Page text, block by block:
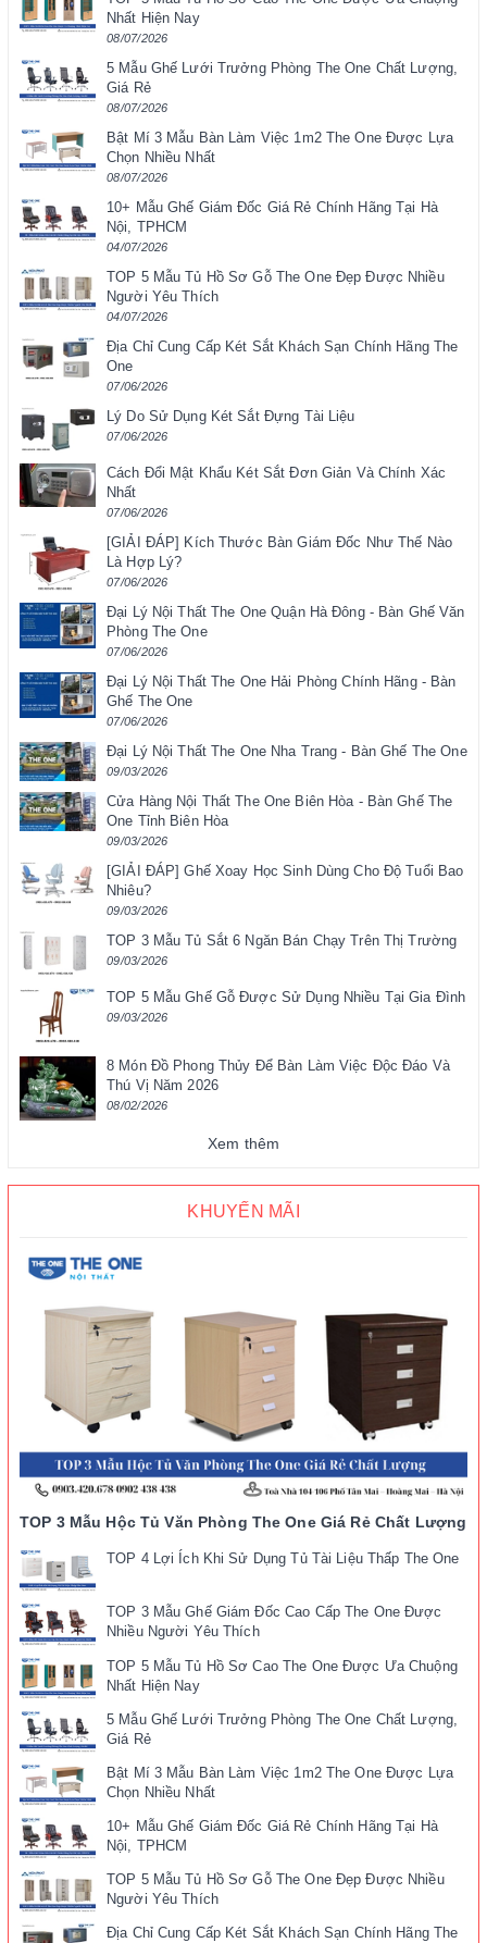
Nhất Hiện Nay
08/07/2026
5 Mẫu Ghế Lưới Trưởng Phòng The One Chất Lượng,
Giá Rẻ
08/07/2026
Bật Mí 3 Mẫu Bàn Làm Việc 1m2 The One Được Lựa
Chọn Nhiều Nhất
08/07/2026
10+ Mẫu Ghế Giám Đốc Giá Rẻ Chính Hãng Tại Hà
Nội, TPHCM
04/07/2026
TOP 5 Mẫu Tủ Hồ Sơ Gỗ The One Đẹp Được Nhiều
Người Yêu Thích
04/07/2026
Địa Chỉ Cung Cấp Két Sắt Khách Sạn Chính Hãng The
One
07/06/2026
Lý Do Sử Dụng Két Sắt Đựng Tài Liệu
07/06/2026
Cách Đổi Mật Khẩu Két Sắt Đơn Giản Và Chính Xác
Nhất
07/06/2026
[GIẢI ĐÁP] Kích Thước Bàn Giám Đốc Như Thế Nào
Là Hợp Lý?
07/06/2026
Đại Lý Nội Thất The One Quận Hà Đông - Bàn Ghế Văn
Phòng The One
07/06/2026
Đại Lý Nội Thất The One Hải Phòng Chính Hãng - Bàn
Ghế The One
07/06/2026
Đại Lý Nội Thất The One Nha Trang - Bàn Ghế The One
09/03/2026
Cửa Hàng Nội Thất The One Biên Hòa - Bàn Ghế The
One Tỉnh Biên Hòa
09/03/2026
[GIẢI ĐÁP] Ghế Xoay Học Sinh Dùng Cho Độ Tuổi Bao
Nhiêu?
09/03/2026
TOP 3 Mẫu Tủ Sắt 6 Ngăn Bán Chạy Trên Thị Trường
09/03/2026
TOP 5 Mẫu Ghế Gỗ Được Sử Dụng Nhiều Tại Gia Đình
09/03/2026
8 Món Đồ Phong Thủy Để Bàn Làm Việc Độc Đáo Và
Thú Vị Năm 2026
08/02/2026
Xem thêm
KHUYẾN MÃI
TOP 3 Mẫu Hộc Tủ Văn Phòng The One Giá Rẻ Chất Lượng
TOP 4 Lợi Ích Khi Sử Dụng Tủ Tài Liệu Thấp The One
TOP 3 Mẫu Ghế Giám Đốc Cao Cấp The One Được
Nhiều Người Yêu Thích
TOP 5 Mẫu Tủ Hồ Sơ Cao The One Được Ưa Chuộng
Nhất Hiện Nay
5 Mẫu Ghế Lưới Trưởng Phòng The One Chất Lượng,
Giá Rẻ
Bật Mí 3 Mẫu Bàn Làm Việc 1m2 The One Được Lựa
Chọn Nhiều Nhất
10+ Mẫu Ghế Giám Đốc Giá Rẻ Chính Hãng Tại Hà
Nội, TPHCM
TOP 5 Mẫu Tủ Hồ Sơ Gỗ The One Đẹp Được Nhiều
Người Yêu Thích
Địa Chỉ Cung Cấp Két Sắt Khách Sạn Chính Hãng The